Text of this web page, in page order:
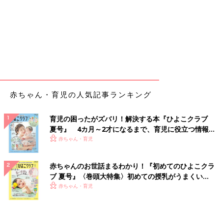
赤ちゃん・育児の人気記事ランキング
育児の困ったがズバリ！解決する本『ひよこクラブ
夏号』 4カ月～2才になるまで、育児に役立つ情報が
いっぱい！
赤ちゃん・育児
赤ちゃんのお世話まるわかり！『初めてのひよこクラ
ブ 夏号』〈巻頭大特集〉初めての授乳がうまくい
く！ おっぱい・ミルクの基本と夏のトラブル 解決テ
赤ちゃん・育児